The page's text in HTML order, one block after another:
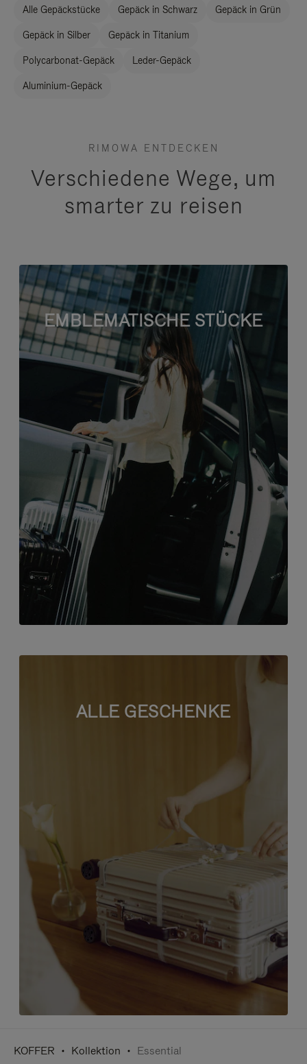
Alle Gepäckstücke Gepäck in Schwarz Gepäck in Grün
Gepäck in Silber Gepäck in Titanium
Polycarbonat-Gepäck Leder-Gepäck
Aluminium-Gepäck
RIMOWA ENTDECKEN
Verschiedene Wege, um
smarter zu reisen
EMBLEMATISCHE STÜCKE
ALLE GESCHENKE
KOFFER Kollektion Essential